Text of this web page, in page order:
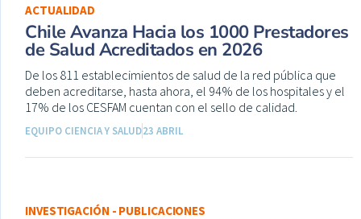
ACTUALIDAD
Chile Avanza Hacia los 1000 Prestadores
de Salud Acreditados en 2026
De los 811 establecimientos de salud de la red pública que
deben acreditarse, hasta ahora, el 94% de los hospitales y el
17% de los CESFAM cuentan con el sello de calidad.
EQUIPO CIENCIA Y SALUD23 ABRIL
INVESTIGACIÓN - PUBLICACIONES